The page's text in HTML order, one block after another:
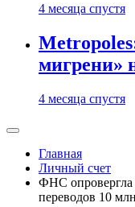
4 месяца спустя
мигрени»
4 месяца спустя
Главная
Личный счет
ФНС опровергла
переводов 10